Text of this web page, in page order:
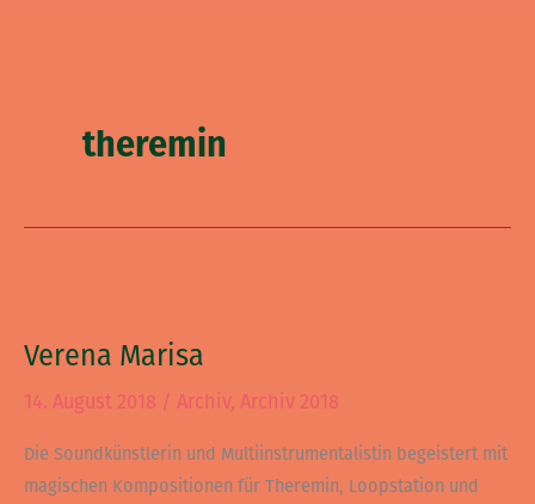
theremin
Verena Marisa
14. August 2018 / Archiv, Archiv 2018
Die Soundkünstlerin und Multiinstrumentalistin begeistert mit
magischen Kompositionen für Theremin, Loopstation und